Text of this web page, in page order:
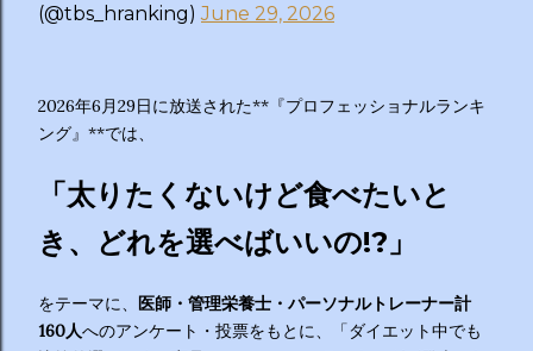
(@tbs_hranking)June 29, 2026
2026年6月29日に放送された**『プロフェッショナルランキ
ング』**では、
「太りたくないけど食べたいと
き、どれを選べばいいの!?」
をテーマに、 医師・管理栄養士・パーソナルトレーナー計
160人へのアンケート・投票をもとに、「ダイエット中でも